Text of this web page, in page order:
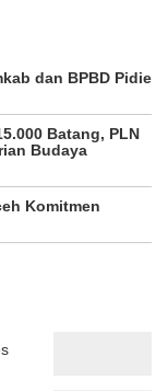
dan BPBD Pidie
Batang, PLN
Budaya
Komitmen